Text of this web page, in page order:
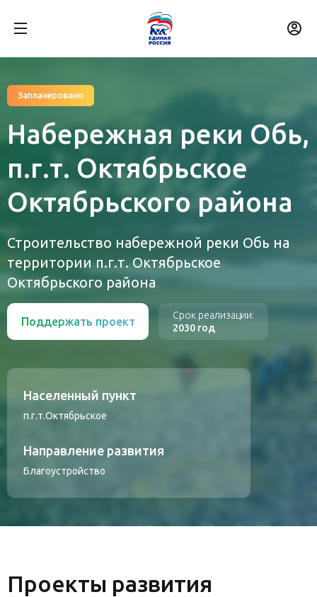
Запланировано
Набережная реки Обь,
п.г.т. Октябрьское
Октябрьского района
Строительство набережной реки Обь на
территории п.г.т. Октябрьское
Октябрьского района
Поддержать проект
Срок реализации:
2030 год
Населенный пункт
п.г.т.Октябрьское
Направление развития
Благоустройство
Проекты развития